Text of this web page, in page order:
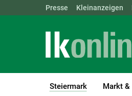
Landwirtschaftskammern:
Presse Kleinanzeigen
Steiermark
(current)1
Markt &